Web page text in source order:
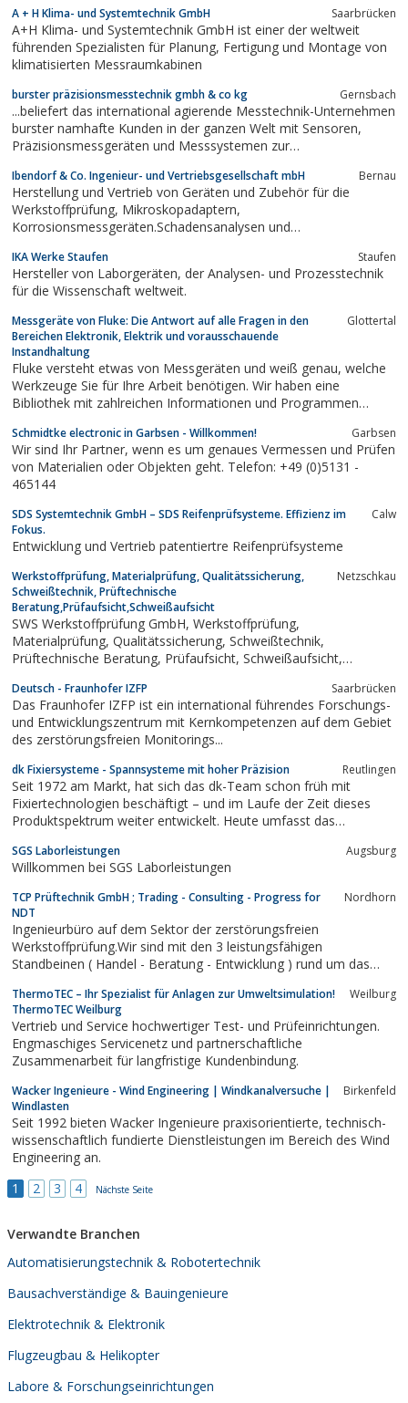
A + H Klima- und Systemtechnik GmbH Saarbrücken
A+H Klima- und Systemtechnik GmbH ist einer der weltweit
führenden Spezialisten für Planung, Fertigung und Montage von
klimatisierten Messraumkabinen
burster präzisionsmesstechnik gmbh & co kg Gernsbach
...beliefert das international agierende Messtechnik-Unternehmen
burster namhafte Kunden in der ganzen Welt mit Sensoren,
Präzisionsmessgeräten und Messsystemen zur
Ibendorf & Co. Ingenieur- und Vertriebsgesellschaft mbH Bernau
Herstellung und Vertrieb von Geräten und Zubehör für die
Werkstoffprüfung, Mikroskopadaptern,
Korrosionsmessgeräten.Schadensanalysen und
IKA Werke Staufen Staufen
Hersteller von Laborgeräten, der Analysen- und Prozesstechnik
für die Wissenschaft weltweit.
Messgeräte von Fluke: Die Antwort auf alle Fragen in den
Bereichen Elektronik, Elektrik und vorausschauende
Instandhaltung
Glottertal
Fluke versteht etwas von Messgeräten und weiß genau, welche
Werkzeuge Sie für Ihre Arbeit benötigen. Wir haben eine
Bibliothek mit zahlreichen Informationen und Programmen
Schmidtke electronic in Garbsen - Willkommen! Garbsen
Wir sind Ihr Partner, wenn es um genaues Vermessen und Prüfen
von Materialien oder Objekten geht. Telefon: +49 (0)5131 -
465144
SDS Systemtechnik GmbH – SDS Reifenprüfsysteme. Effizienz im
Fokus.
Calw
Entwicklung und Vertrieb patentiertre Reifenprüfsysteme
Werkstoffprüfung, Materialprüfung, Qualitätssicherung,
Schweißtechnik, Prüftechnische
Beratung,Prüfaufsicht,Schweißaufsicht
Netzschkau
SWS Werkstoffprüfung GmbH, Werkstoffprüfung,
Materialprüfung, Qualitätssicherung, Schweißtechnik,
Prüftechnische Beratung, Prüfaufsicht, Schweißaufsicht,
Deutsch - Fraunhofer IZFP Saarbrücken
Das Fraunhofer IZFP ist ein international führendes Forschungs-
und Entwicklungszentrum mit Kernkompetenzen auf dem Gebiet
des zerstörungsfreien Monitorings...
dk Fixiersysteme - Spannsysteme mit hoher Präzision Reutlingen
Seit 1972 am Markt, hat sich das dk-Team schon früh mit
Fixiertechnologien beschäftigt – und im Laufe der Zeit dieses
Produktspektrum weiter entwickelt. Heute umfasst das
somit ein Baukasten-System bilden. Anwender, die mit dk-
Technik arbeiten, bestätigen uns...
SGS Laborleistungen Augsburg
Willkommen bei SGS Laborleistungen
TCP Prüftechnik GmbH ; Trading - Consulting - Progress for
NDT
Nordhorn
Ingenieurbüro auf dem Sektor der zerstörungsfreien
Werkstoffprüfung.Wir sind mit den 3 leistungsfähigen
Standbeinen ( Handel - Beratung - Entwicklung ) rund um das
internationalen Markt tätig.
ThermoTEC – Ihr Spezialist für Anlagen zur Umweltsimulation!
ThermoTEC Weilburg
Weilburg
Vertrieb und Service hochwertiger Test- und Prüfeinrichtungen.
Engmaschiges Servicenetz und partnerschaftliche
Zusammenarbeit für langfristige Kundenbindung.
Wacker Ingenieure - Wind Engineering | Windkanalversuche |
Windlasten
Birkenfeld
Seit 1992 bieten Wacker Ingenieure praxisorientierte, technisch-
wissenschaftlich fundierte Dienstleistungen im Bereich des Wind
Engineering an.
1
2 3 4 Nächste Seite
Verwandte Branchen
Automatisierungstechnik & Robotertechnik
Bausachverständige & Bauingenieure
Elektrotechnik & Elektronik
Flugzeugbau & Helikopter
Labore & Forschungseinrichtungen